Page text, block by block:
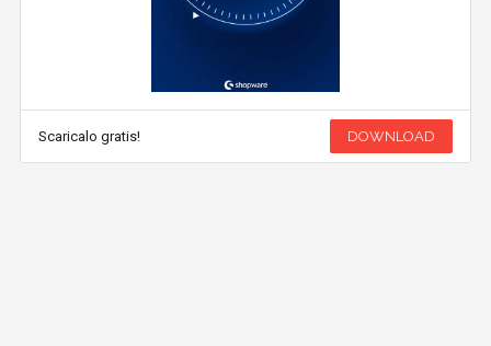
Scaricalo gratis! DOWNLOAD